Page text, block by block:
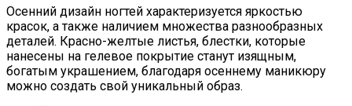
Осенний дизайн ногтей характеризуется яркостью
красок, а также наличием множества разнообразных
деталей. Красно-желтые листья, блестки, которые
нанесены на гелевое покрытие станут изящным,
богатым украшением, благодаря осеннему маникюру
можно создать свой уникальный образ.